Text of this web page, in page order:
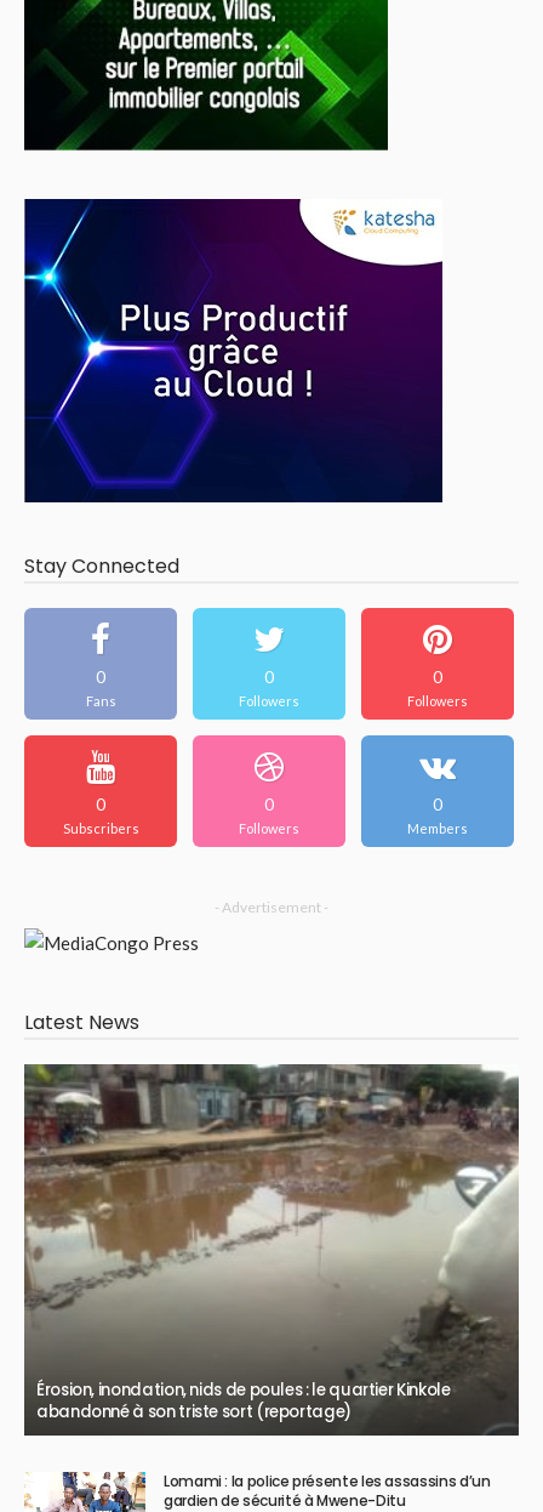
Stay Connected
0
Fans
0
Followers
0
Followers
0
Subscribers
0
Followers
0
Members
- Advertisement -
Latest News
Érosion, inondation, nids de poules : le quartier Kinkole
abandonné à son triste sort (reportage)
Lomami : la police présente les assassins d’un
gardien de sécurité à Mwene-Ditu